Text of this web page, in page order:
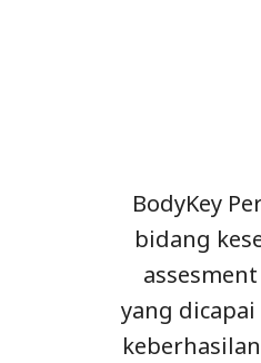
BodyKey
bidang
yang